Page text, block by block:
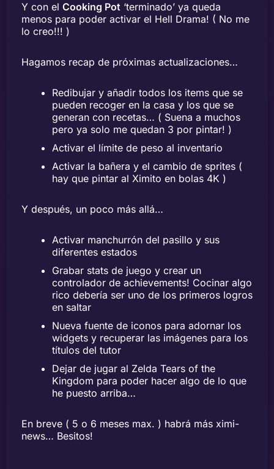
Y con el Cooking Pot ‘terminado’ ya queda
menos para poder activar el Hell Drama! ( No me
lo creo!!! )
Hagamos recap de próximas actualizaciones…
Redibujar y añadir todos los items que se
pueden recoger en la casa y los que se
generan con recetas… ( Suena a muchos
pero ya solo me quedan 3 por pintar! )
Activar el límite de peso al inventario
Activar la bañera y el cambio de sprites (
hay que pintar al Ximito en bolas 4K )
Y después, un poco más allá…
Activar manchurrón del pasillo y sus
diferentes estados
Grabar stats de juego y crear un
controlador de achievements! Cocinar algo
rico debería ser uno de los primeros logros
en saltar
Nueva fuente de iconos para adornar los
widgets y recuperar las imágenes para los
títulos del tutor
Dejar de jugar al Zelda Tears of the
Kingdom para poder hacer algo de lo que
he puesto arriba…
En breve ( 5 o 6 meses max. ) habrá más ximi-
news… Besitos!